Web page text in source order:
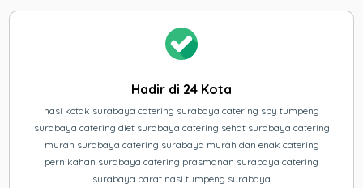
Hadir di 24 Kota
nasi kotak surabaya catering surabaya catering sby tumpeng
surabaya catering diet surabaya catering sehat surabaya catering
murah surabaya catering surabaya murah dan enak catering
pernikahan surabaya catering prasmanan surabaya catering
surabaya barat nasi tumpeng surabaya